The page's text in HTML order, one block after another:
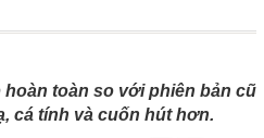
toàn so với phiên bản cũ
cá tính và cuốn hút hơn.